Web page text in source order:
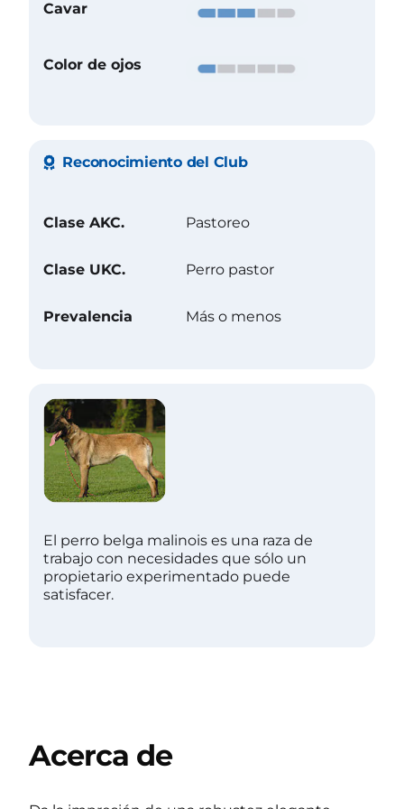
Cavar
Color de ojos
Reconocimiento del Club
Clase AKC. Pastoreo
Clase UKC. Perro pastor
Prevalencia Más o menos
El perro belga malinois es una raza de
trabajo con necesidades que sólo un
propietario experimentado puede
satisfacer.
Acerca de